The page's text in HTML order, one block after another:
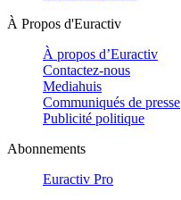
À Propos d'Euractiv
À propos d’Euractiv
Contactez-nous
Mediahuis
Communiqués de presse
Publicité politique
Abonnements
Euractiv Pro